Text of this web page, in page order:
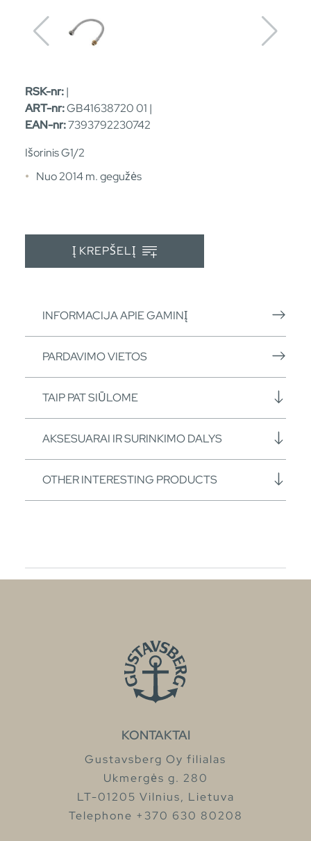
RSK-nr:|
ART-nr:GB41638720 01 |
EAN-nr:7393792230742
Išorinis G1/2
Nuo 2014 m. gegužės
Į KREPŠELĮ
INFORMACIJA APIE GAMINĮ
PARDAVIMO VIETOS
TAIP PAT SIŪLOME
AKSESUARAI IR SURINKIMO DALYS
OTHER INTERESTING PRODUCTS
KONTAKTAI
Gustavsberg Oy filialas
Ukmergės g. 280
LT-01205 Vilnius, Lietuva
Telephone +370 630 80208